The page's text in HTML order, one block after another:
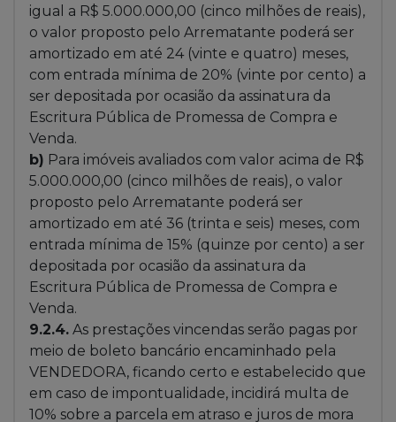
igual a R$ 5.000.000,00 (cinco milhões de reais),
o valor proposto pelo Arrematante poderá ser
amortizado em até 24 (vinte e quatro) meses,
com entrada mínima de 20% (vinte por cento) a
ser depositada por ocasião da assinatura da
Escritura Pública de Promessa de Compra e
Venda.
b) Para imóveis avaliados com valor acima de R$
5.000.000,00 (cinco milhões de reais), o valor
proposto pelo Arrematante poderá ser
amortizado em até 36 (trinta e seis) meses, com
entrada mínima de 15% (quinze por cento) a ser
depositada por ocasião da assinatura da
Escritura Pública de Promessa de Compra e
Venda.
9.2.4. As prestações vincendas serão pagas por
meio de boleto bancário encaminhado pela
VENDEDORA, ficando certo e estabelecido que
em caso de impontualidade, incidirá multa de
10% sobre a parcela em atraso e juros de mora